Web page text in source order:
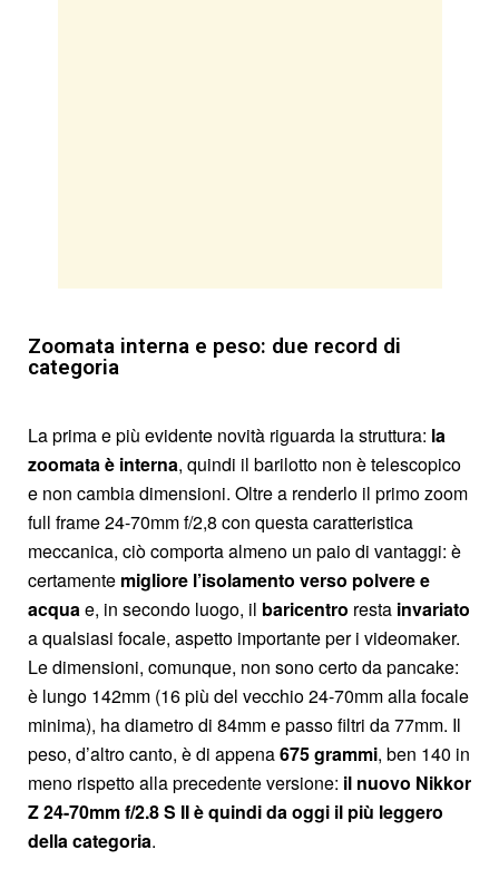
Zoomata interna e peso: due record di
categoria
La prima e più evidente novità riguarda la struttura: la
zoomata è interna, quindi il barilotto non è telescopico
e non cambia dimensioni. Oltre a renderlo il primo zoom
full frame 24-70mm f/2,8 con questa caratteristica
meccanica, ciò comporta almeno un paio di vantaggi: è
certamente migliore l’isolamento verso polvere e
acquae, in secondo luogo, il baricentro resta invariato
a qualsiasi focale, aspetto importante per i videomaker.
Le dimensioni, comunque, non sono certo da pancake:
è lungo 142mm (16 più del vecchio 24-70mm alla focale
minima), ha diametro di 84mm e passo filtri da 77mm. Il
peso, d’altro canto, è di appena675 grammi, ben 140 in
meno rispetto alla precedente versione: il nuovo Nikkor
Z 24-70mm f/2.8 S II è quindi da oggi il più leggero
della categoria.